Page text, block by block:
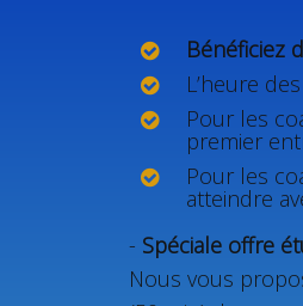
Bénéficiez
L’heure
Pour les
premier
Pour les
atteindre
- Spéciale offre
Nous vous